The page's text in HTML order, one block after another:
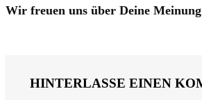
Wir freuen uns über Deine Meinung
HINTERLASSE EINEN